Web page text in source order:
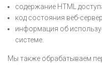
содержание HTML
код состояния веб-
информация об
системе.
Мы также обрабатываем